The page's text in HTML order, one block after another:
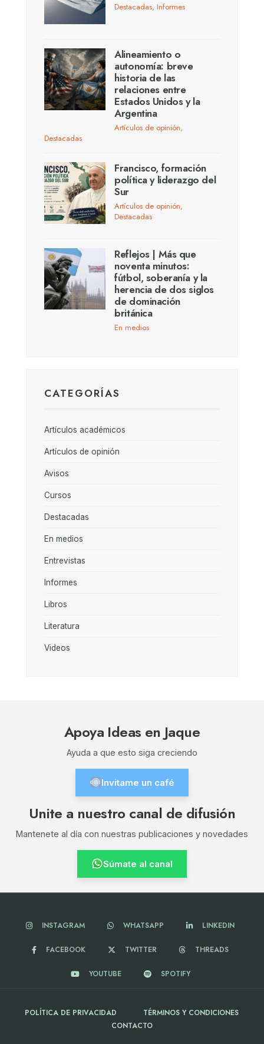
Destacadas, Informes
Alineamiento o
autonomía: breve
historia de las
relaciones entre
Estados Unidos y la
Argentina
Artículos de opinión,
Destacadas
Francisco, formación
política y liderazgo del
Sur
Artículos de opinión,
Destacadas
Reflejos | Más que
noventa minutos:
fútbol, soberanía y la
herencia de dos siglos
de dominación
británica
En medios
CATEGORÍAS
Artículos académicos
Artículos de opinión
Avisos
Cursos
Destacadas
En medios
Entrevistas
Informes
Libros
Literatura
Videos
Apoya Ideas en Jaque
Ayuda a que esto siga creciendo
Invitame un café
Unite a nuestro canal de difusión
Mantenete al día con nuestras publicaciones y novedades
Súmate al canal
INSTAGRAM WHATSAPP LINKEDIN
FACEBOOK TWITTER THREADS
YOUTUBE SPOTIFY
POLÍTICA DE PRIVACIDAD
TÉRMINOS Y CONDICIONES
CONTACTO